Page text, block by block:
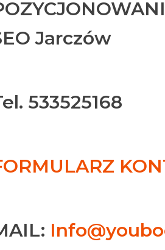
Jarczów
533525168